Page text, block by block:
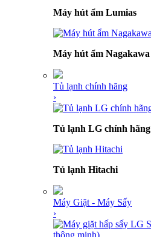
Máy hút ẩm Lumias
Máy hút ẩm Nagakawa
Tủ lạnh chính hãng
›
Tủ lạnh LG chính hãng
Tủ lạnh Hitachi
Máy Giặt - Máy Sấy
›